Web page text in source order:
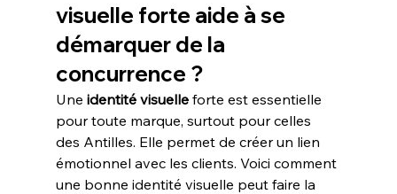
visuelle forte aide à se
démarquer de la
concurrence ?
Une identité visuelle forte est essentielle
pour toute marque, surtout pour celles
des Antilles. Elle permet de créer un lien
émotionnel avec les clients. Voici comment
une bonne identité visuelle peut faire la